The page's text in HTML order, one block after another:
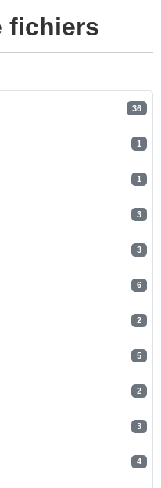
fichiers
36
1
1
3
3
6
2
5
2
3
4